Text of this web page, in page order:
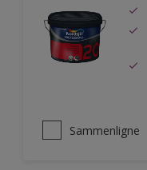
Sammenligne